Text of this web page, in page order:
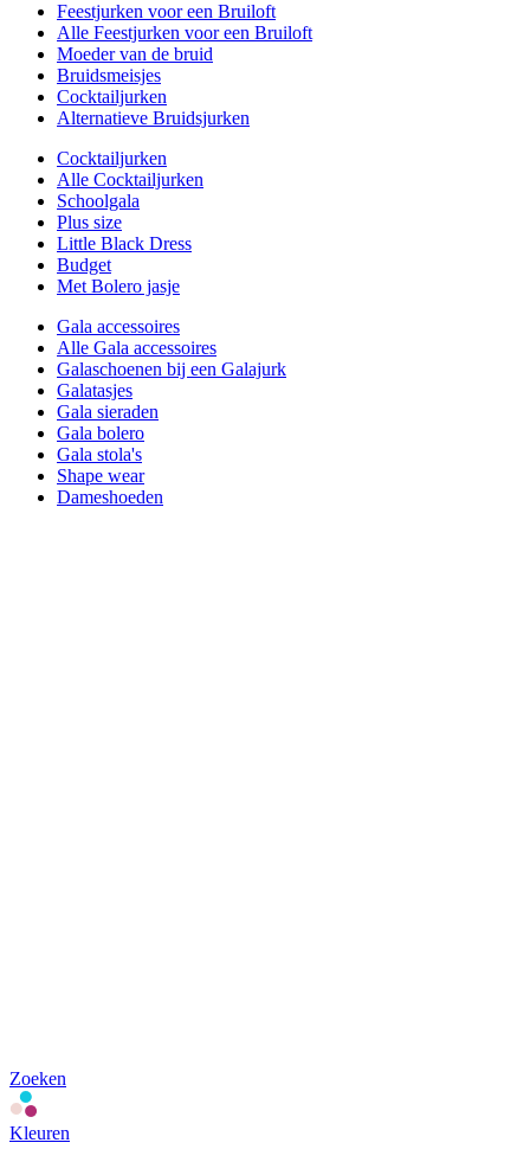
Feestjurken voor een Bruiloft
Alle Feestjurken voor een Bruiloft
Moeder van de bruid
Bruidsmeisjes
Cocktailjurken
Alternatieve Bruidsjurken
Cocktailjurken
Alle Cocktailjurken
Schoolgala
Plus size
Little Black Dress
Budget
Met Bolero jasje
Gala accessoires
Alle Gala accessoires
Galaschoenen bij een Galajurk
Galatasjes
Gala sieraden
Gala bolero
Gala stola's
Shape wear
Dameshoeden
Zoeken
Kleuren